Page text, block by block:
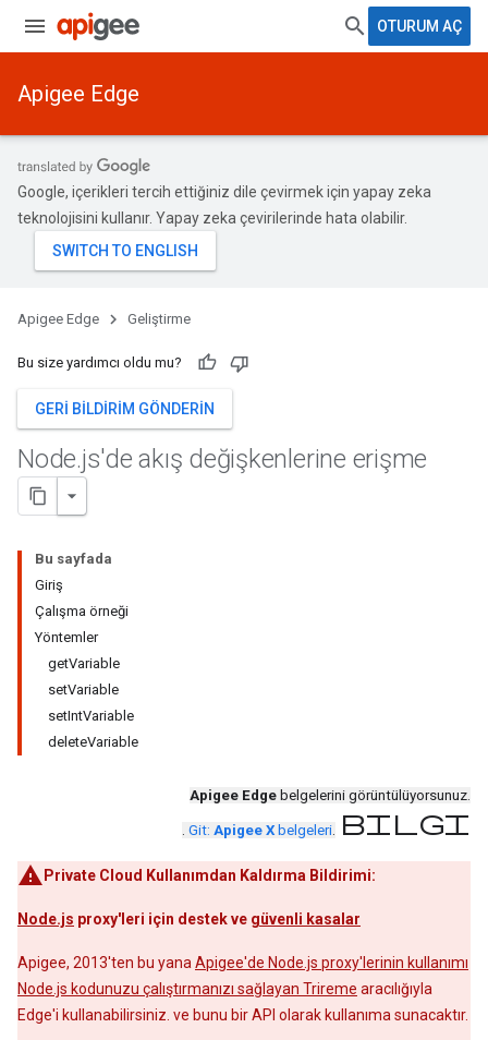
OTURUM AÇ
Apigee Edge
Google, içerikleri tercih ettiğiniz dile çevirmek için yapay zeka
teknolojisini kullanır. Yapay zeka çevirilerinde hata olabilir.
Apigee Edge Geliştirme
Bu size yardımcı oldu mu?
GERI BILDIRIM GÖNDERIN
Node.js'de akış değişkenlerine erişme
Bu sayfada
Giriş
Çalışma örneği
Yöntemler
getVariable
setVariable
setIntVariable
deleteVariable
Apigee Edge belgelerini görüntülüyorsunuz.
. Git: Apigee X belgeleri. bilgi
Private Cloud Kullanımdan Kaldırma Bildirimi:
Node.js proxy'leri için destek ve güvenli kasalar
Apigee, 2013'ten bu yana Apigee'de Node.js proxy'lerinin kullanımı
Node.js kodunuzu çalıştırmanızı sağlayan Trireme aracılığıyla
Edge'i kullanabilirsiniz. ve bunu bir API olarak kullanıma sunacaktır.